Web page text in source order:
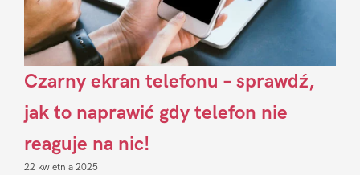
Czarny ekran telefonu – sprawdź,
jak to naprawić gdy telefon nie
reaguje na nic!
22 kwietnia 2025